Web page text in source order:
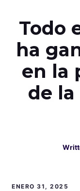
Todo
ha
en la
de
ENERO 31, 2025